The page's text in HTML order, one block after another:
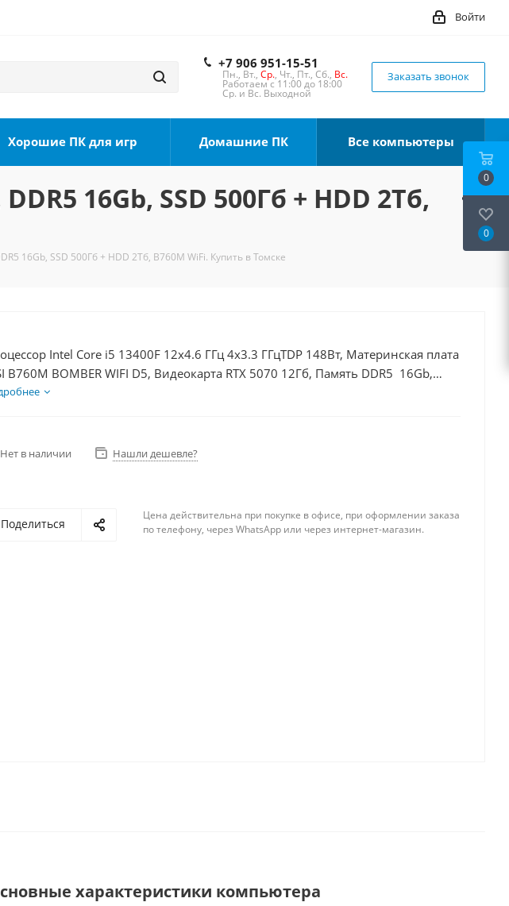
Войти
+7 906 951-15-51
Пн., Вт., Ср., Чт., Пт., Сб., Вс.
Работаем с 11:00 до 18:00
Ср. и Вс. Выходной
Заказать звонок
Хорошие ПК для игр Домашние ПК Все компьютеры
16Gb, SSD 500Гб + HDD 2Тб,
16Gb, SSD 500Гб + HDD 2Тб, B760M WiFi. Купить в Томске
Intel Core i5 13400F 12x4.6 ГГц 4x3.3 ГГцTDP 148Вт, Материнская плата
B760M BOMBER WIFI D5, Видеокарта RTX 5070 12Гб, Память DDR5 16Gb,
SSD 500Гб + HDD 2Тб, БП 750Вт
Нет в наличии Нашли дешевле?
Поделиться
Цена действительна при покупке в офисе, при оформлении заказа
по телефону, через WhatsApp или через интернет-магазин.
характеристики компьютера
0
0